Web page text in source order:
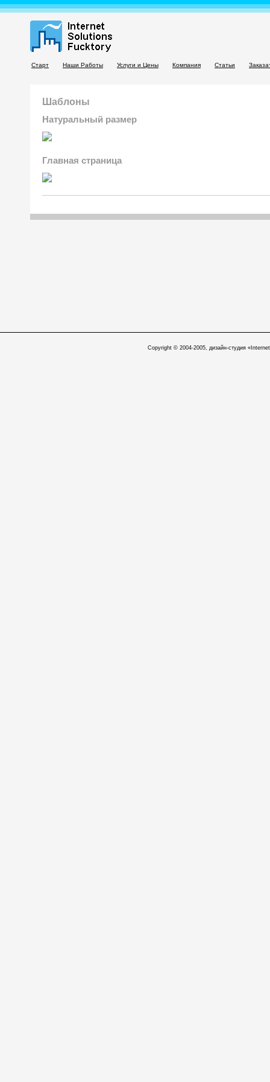
Старт Наши Работы Услуги и Цены Компания Статьи
Шаблоны
Натуральный размер
Главная страница
Copyright © 2004-2005, дизайн-студия